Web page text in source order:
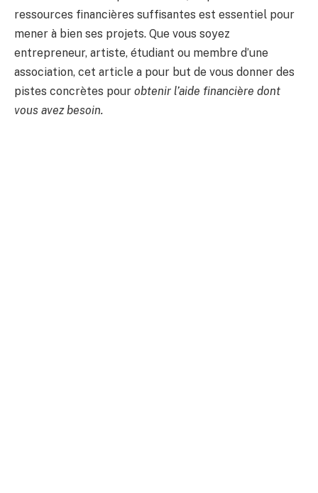
ressources financières suffisantes est essentiel pour
mener à bien ses projets. Que vous soyez
entrepreneur, artiste, étudiant ou membre d’une
association, cet article a pour but de vous donner des
pistes concrètes pour obtenir l’aide financière dont
vous avez besoin.